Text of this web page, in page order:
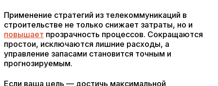
Применение стратегий из телекоммуникаций в
строительстве не только снижает затраты, но и
повышает прозрачность процессов. Сокращаются
простои, исключаются лишние расходы, а
управление запасами становится точным и
прогнозируемым.
Если ваша цель — достичь максимальной